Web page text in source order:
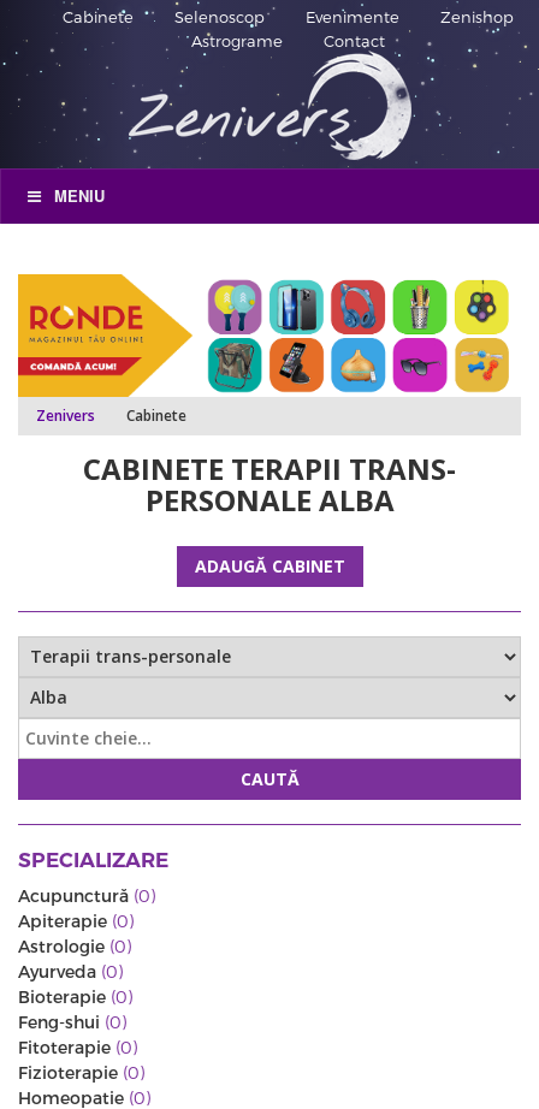
Cabinete Selenoscop Evenimente
Zenishop
Astrograme
Contact
MENIU
Zenivers Cabinete
CABINETE TERAPII TRANS-
PERSONALE ALBA
ADAUGĂ CABINET
CAUTĂ
SPECIALIZARE
Acupunctură (0)
Apiterapie (0)
Astrologie (0)
Ayurveda (0)
Bioterapie (0)
Feng-shui (0)
Fitoterapie (0)
Fizioterapie (0)
Homeopatie (0)